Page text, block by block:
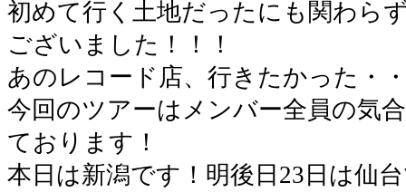
初めて行く土地だったにも関わら
ございました！！！
あのレコード店、行きたかった・
今回のツアーはメンバー全員の気
ております！
本日は新潟です！明後日23日は仙